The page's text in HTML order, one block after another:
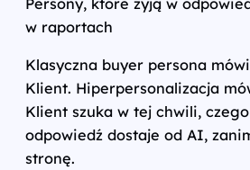
Persony, które żyją w
w raportach
Klasyczna buyer persona
Klient. Hiperpersonalizacja
Klient szuka w tej chwili,
odpowiedź dostaje od AI,
stronę.